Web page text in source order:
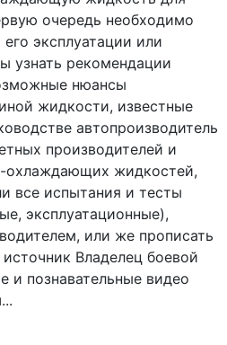
очередь необходимо
эксплуатации или
узнать рекомендации
нюансы
жидкости, известные
автопроизводитель
производителей и
охлаждающих жидкостей,
все испытания и тесты
эксплуатационные),
или же прописать
Владелец боевой
и познавательные видео